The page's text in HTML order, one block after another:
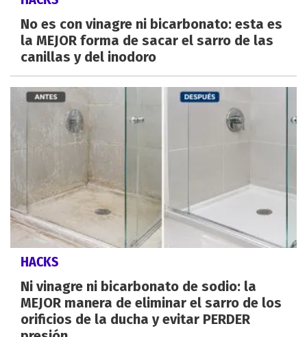
No es con vinagre ni bicarbonato: esta es
la MEJOR forma de sacar el sarro de las
canillas y del inodoro
HACKS
Ni vinagre ni bicarbonato de sodio: la
MEJOR manera de eliminar el sarro de los
orificios de la ducha y evitar PERDER